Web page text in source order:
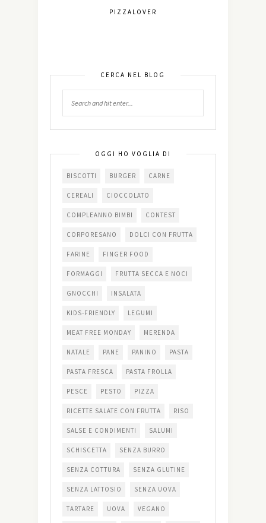
PIZZALOVER
CERCA NEL BLOG
OGGI HO VOGLIA DI
BISCOTTI BURGER CARNE
CEREALI CIOCCOLATO
COMPLEANNO BIMBI CONTEST
CORPORESANO DOLCI CON FRUTTA
FARINE FINGER FOOD
FORMAGGI FRUTTA SECCA E NOCI
GNOCCHI INSALATA
KIDS-FRIENDLY LEGUMI
MEAT FREE MONDAY MERENDA
NATALE PANE PANINO PASTA
PASTA FRESCA PASTA FROLLA
PESCE PESTO PIZZA
RICETTE SALATE CON FRUTTA RISO
SALSE E CONDIMENTI SALUMI
SCHISCETTA SENZA BURRO
SENZA COTTURA SENZA GLUTINE
SENZA LATTOSIO SENZA UOVA
TARTARE UOVA VEGANO